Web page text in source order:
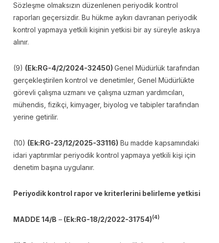
Sözleşme olmaksızın düzenlenen periyodik kontrol
raporları geçersizdir. Bu hükme aykırı davranan periyodik
kontrol yapmaya yetkili kişinin yetkisi bir ay süreyle askıya
alınır.
(9) (Ek:RG-4/2/2024-32450) Genel Müdürlük tarafından
gerçekleştirilen kontrol ve denetimler, Genel Müdürlükte
görevli çalışma uzmanı ve çalışma uzman yardımcıları,
mühendis, fizikçi, kimyager, biyolog ve tabipler tarafından
yerine getirilir.
(10) (Ek:RG-23/12/2025-33116) Bu madde kapsamındaki
idari yaptırımlar periyodik kontrol yapmaya yetkili kişi için
denetim başına uygulanır.
Periyodik kontrol rapor ve kriterlerini belirleme yetkisi
MADDE 14/B –(Ek:RG-18/2/2022-31754)(4)